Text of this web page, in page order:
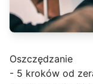
Oszczędzanie
- 5 kroków od